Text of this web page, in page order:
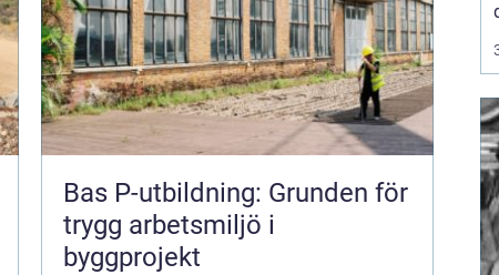
Bas P-utbildning: Grunden för
trygg arbetsmiljö i
byggprojekt